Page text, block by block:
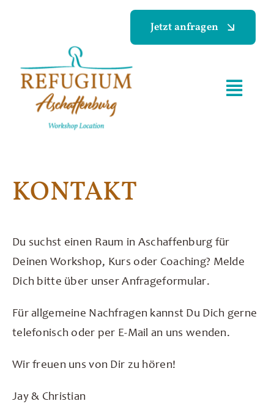
FAQ
Über uns
Kontakt
Jetzt anfragen
KONTAKT
Du suchst einen Raum in Aschaffenburg für
Deinen Workshop, Kurs oder Coaching? Melde
Dich bitte über unser Anfrageformular.
Für allgemeine Nachfragen kannst Du Dich gerne
telefonisch oder per E-Mail an uns wenden.
Wir freuen uns von Dir zu hören!
Jay & Christian